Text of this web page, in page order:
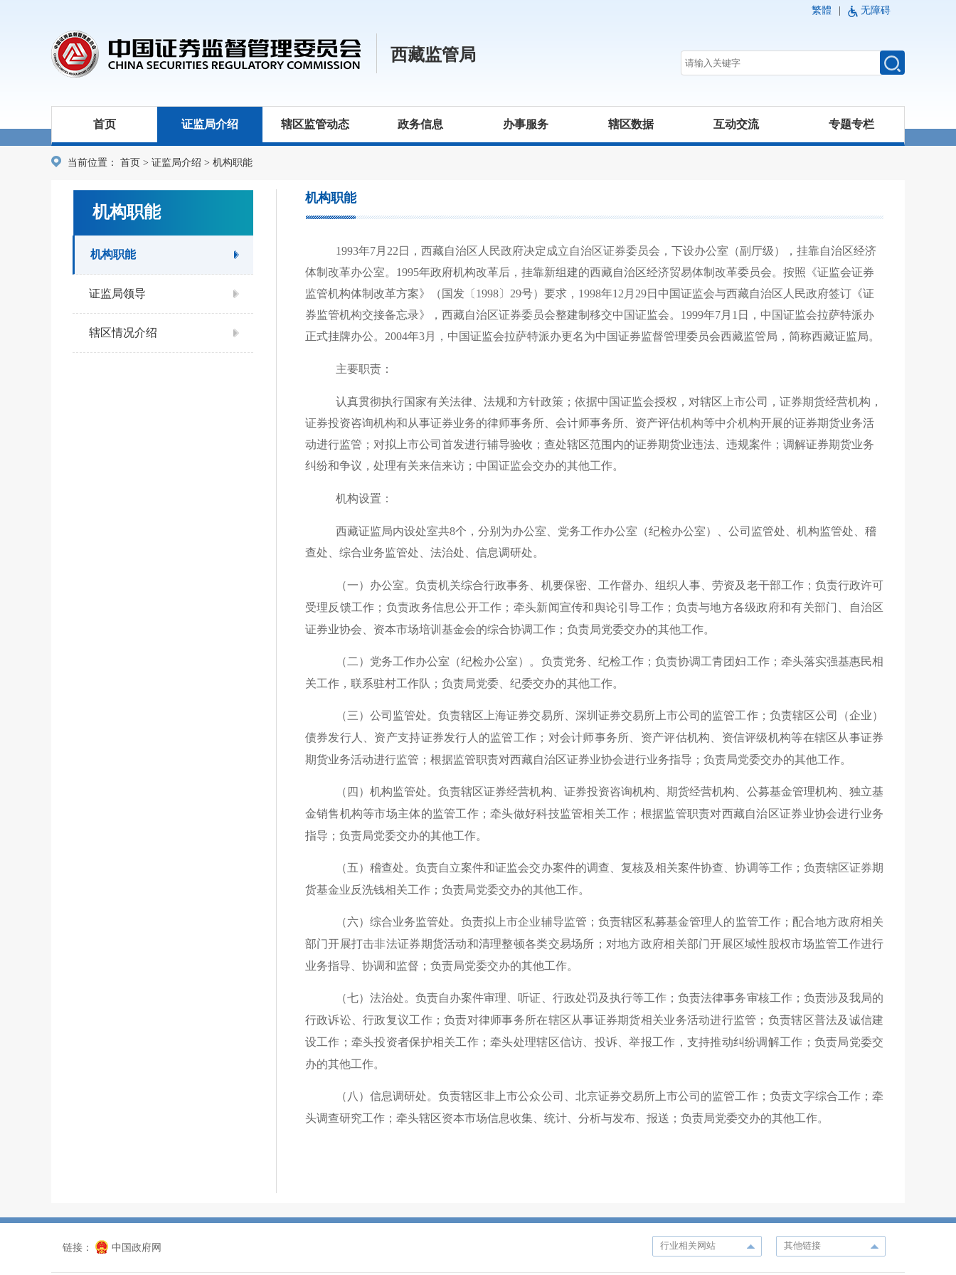
繁體 无障碍
西藏监管局
首页 证监局介绍 辖区监管动态 政务信息 办事服务 辖区数据 互动交流 专题专栏
当前位置： 首页 > 证监局介绍 > 机构职能
机构职能
机构职能
证监局领导
辖区情况介绍
机构职能
1993年7月22日，西藏自治区人民政府决定成立自治区证券委员会，下设办公室（副厅级），挂靠自治区经济
体制改革办公室。1995年政府机构改革后，挂靠新组建的西藏自治区经济贸易体制改革委员会。按照《证监会证券
监管机构体制改革方案》（国发〔1998〕29号）要求，1998年12月29日中国证监会与西藏自治区人民政府签订《证
券监管机构交接备忘录》，西藏自治区证券委员会整建制移交中国证监会。1999年7月1日，中国证监会拉萨特派办
正式挂牌办公。2004年3月，中国证监会拉萨特派办更名为中国证券监督管理委员会西藏监管局，简称西藏证监局。
主要职责：
认真贯彻执行国家有关法律、法规和方针政策；依据中国证监会授权，对辖区上市公司，证券期货经营机构，
证券投资咨询机构和从事证券业务的律师事务所、会计师事务所、资产评估机构等中介机构开展的证券期货业务活
动进行监管；对拟上市公司首发进行辅导验收；查处辖区范围内的证券期货业违法、违规案件；调解证券期货业务
纠纷和争议，处理有关来信来访；中国证监会交办的其他工作。
机构设置：
西藏证监局内设处室共8个，分别为办公室、党务工作办公室（纪检办公室）、公司监管处、机构监管处、稽
查处、综合业务监管处、法治处、 信息调研处。
（一）办公室。负责机关综合行政事务、机要保密、工作督办、组织人事、劳资及老干部工作； 负责行政许可
受理反馈工作； 负责政务信息公开工作； 牵头新闻宣传和舆论引 导工作；负责与地方各级政府和有关部门、自治区
证券业协会、资本市场培训基金会的综合协调工作； 负责局党委交办的其他工作。
（二）党务工作办公室（纪检办公室）。 负责党务、纪检工作；负责协调工青团妇工作；牵头落实强基惠民相
关工作，联系驻村工作队；负责局党委、纪委交办的其他工作。
（三）公司监管处。负责辖区上海证券交易所、深圳证券交易所上市公司的监管工作；负责辖区公司（企业）
债券发行人、资产支持证券发行人的监管工作 ； 对会计师事务所、资产评估机构、资信评级机构等在辖区从事证券
期货业务活动进行监管； 根据监管职责对西藏自治区证券业协会进行业务指导；负责局党委交办的其他工作。
（四）机构监管处。负责辖区证券经营机构、证券投资咨询机构、期货经营机构、公募基金管理机构、独立基
金销售机构等市场主体的监管工作；牵头做好科技监管相关工作； 根据监管职责对西藏自治区证券业协会进行业务
指导；负责局党委交办的其他工作。
（五）稽查处。 负责自立案件和证监会交办案件的调查、复核及相关案件协查、协调等工作；负责辖区证券期
货基金业反洗钱相关工作； 负责局党委交办的其他工作。
（六）综合业务监管处。负责拟上市企业辅导监管；负责辖区私募基金管理人的监管工作； 配合地方政府相关
部门开展打击非法证券期货活动和清理整顿各类交易场所 ；对地方政府相关部门开展区域性股权市场监管工作进行
业务指导、协调和监督； 负责局党委交办的其他工作。
（七）法治处。 负责自办案件审理、听证、行政处罚及执行等工作；负责法律事务审核工作；负责涉及我局的
行政诉讼、行政复议工作；负责对律师事务所在辖区从事证券期货相关业务活动进行监管；负责辖区普法及诚信建
设工作 ；牵头投资者保护相关工作；牵头处理辖区信访、投诉、举报工作，支持推动纠纷调解工作；负责局党委交
办的其他工作。
（八）信息调研处。负责辖区非上市公众公司、北京证券交易所上市公司的监管工作；负责文字综合工作；牵
头调查研究工作； 牵头辖区资本市场信息收集、统计、分析与发布、报送；负责局党委交办的其他工作。
链接： 中国政府网